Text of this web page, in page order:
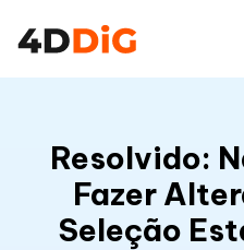
Resolvido:
Fazer
Seleção